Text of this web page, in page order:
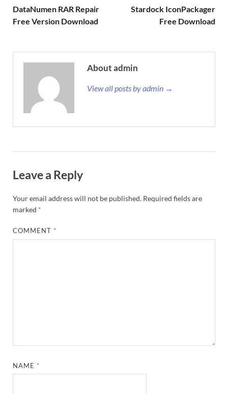
DataNumen RAR Repair
Free Version Download
Stardock IconPackager
Free Download
About admin
View all posts by admin →
Leave a Reply
Your email address will not be published. Required fields are
marked *
COMMENT *
NAME *